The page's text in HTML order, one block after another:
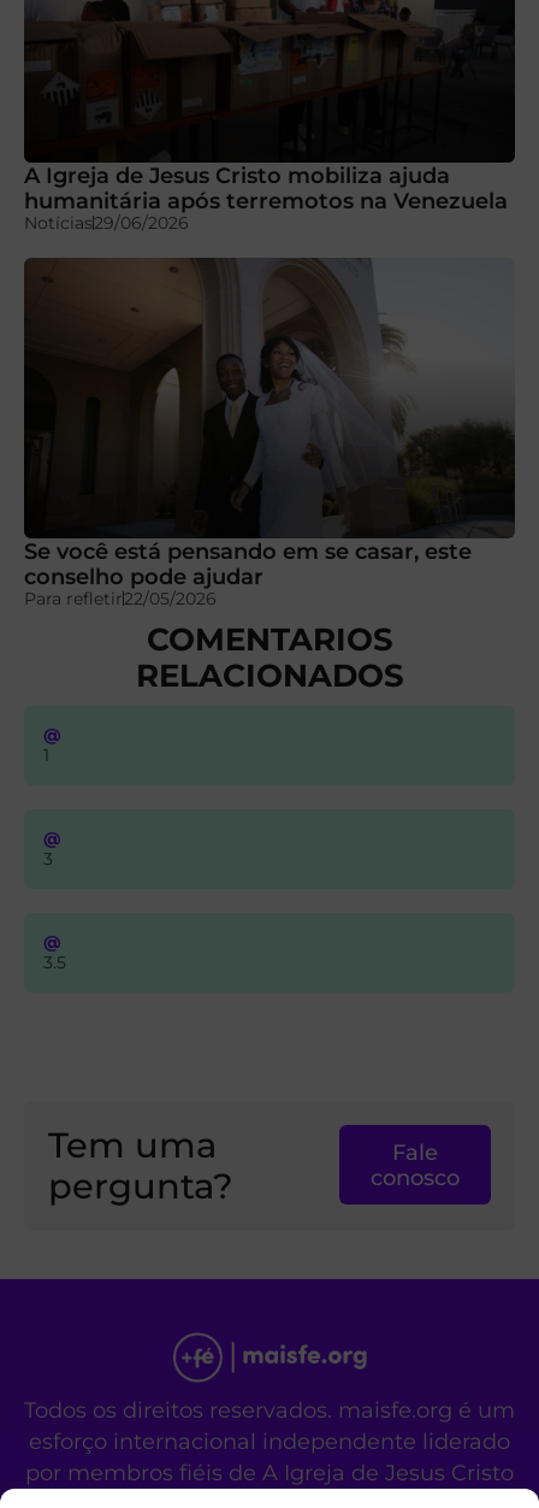
A Igreja de Jesus Cristo mobiliza ajuda
humanitária após terremotos na Venezuela
Notícias29/06/2026
Se você está pensando em se casar, este
conselho pode ajudar
Para refletir22/05/2026
COMENTARIOS
RELACIONADOS
@
1
@
3
@
3.5
Tem uma
pergunta?
Fale
conosco
Todos os direitos reservados. maisfe.org é um
esforço internacional independente liderado
por membros fiéis de A Igreja de Jesus Cristo